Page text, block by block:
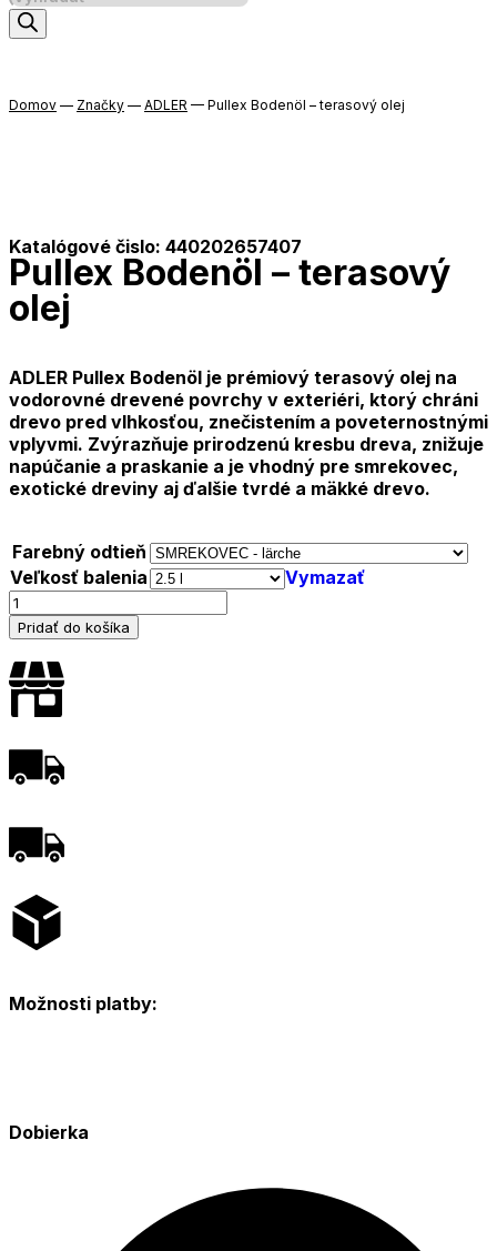
Domov — Značky — ADLER — Pullex Bodenöl – terasový olej
Katalógové čislo: 440202657407
Pullex Bodenöl – terasový
olej
ADLER Pullex Bodenöl je prémiový terasový olej na
vodorovné drevené povrchy v exteriéri, ktorý chráni
drevo pred vlhkosťou, znečistením a poveternostnými
vplyvmi. Zvýrazňuje prirodzenú kresbu dreva, znižuje
napúčanie a praskanie a je vhodný pre smrekovec,
exotické dreviny aj ďalšie tvrdé a mäkké drevo.
Farebný odtieň
Veľkosť balenia
Vymazať
Pridať do košíka
Možnosti platby:
Dobierka